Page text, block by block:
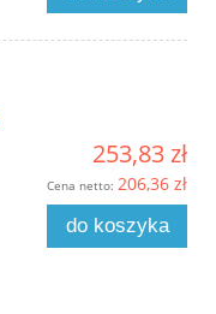
253,83 zł
Cena netto: 206,36 zł
do koszyka